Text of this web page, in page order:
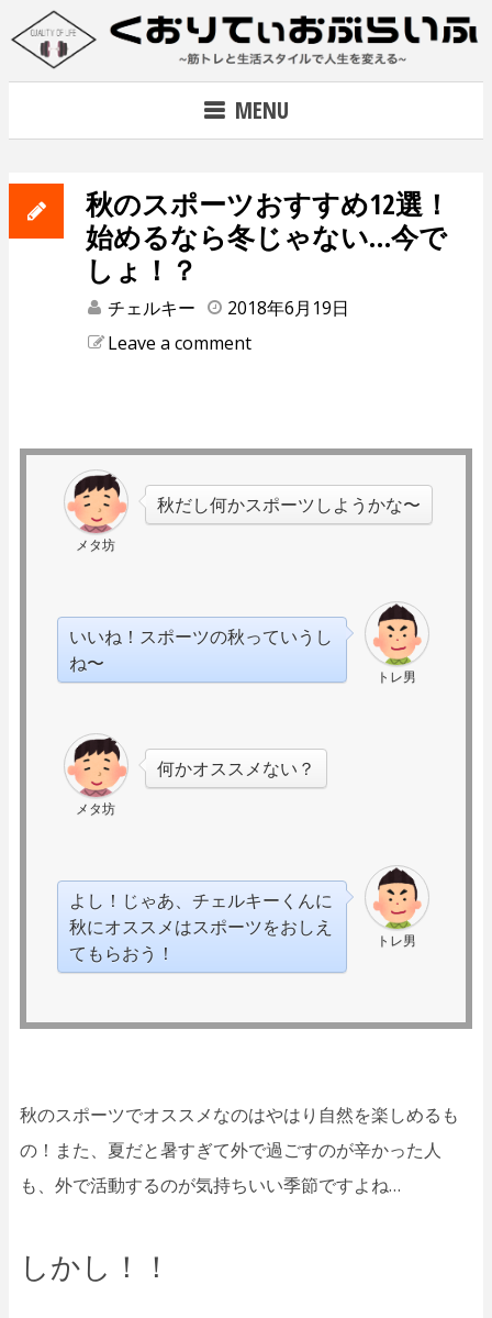
Skip
MENU
秋のスポーツおすすめ12選！
始めるなら冬じゃない…今で
しょ！？
チェルキー
2018年6月19日
Leave a comment
メタ坊
秋だし何かスポーツしようかな〜
トレ男
いいね！スポーツの秋っていうし
ね〜
メタ坊
何かオススメない？
トレ男
よし！じゃあ、チェルキーくんに
秋にオススメはスポーツをおしえ
てもらおう！
秋のスポーツでオススメなのはやはり自然を楽しめるも
の！また、夏だと暑すぎて外で過ごすのが辛かった人
も、外で活動するのが気持ちいい季節ですよね…
しかし！！